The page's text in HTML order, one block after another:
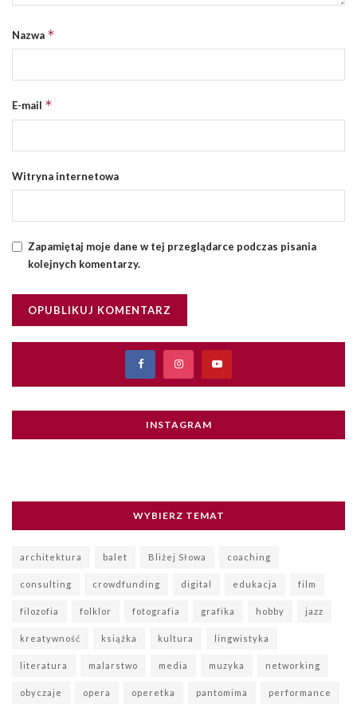
Nazwa *
E-mail *
Witryna internetowa
Zapamiętaj moje dane w tej przeglądarce podczas pisania
kolejnych komentarzy.
INSTAGRAM
WYBIERZ TEMAT
architektura balet Bliżej Słowa coaching
consulting crowdfunding digital edukacja film
filozofia folklor fotografia grafika hobby jazz
kreatywność książka kultura lingwistyka
literatura malarstwo media muzyka networking
obyczaje opera operetka pantomima performance